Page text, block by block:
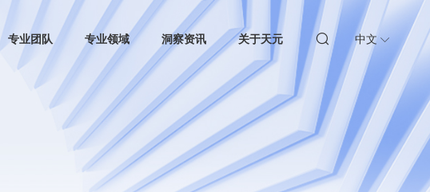
专业团队 专业领域 洞察资讯 关于天元 中文